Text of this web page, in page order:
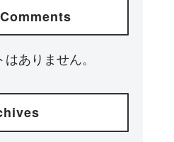
ありません。